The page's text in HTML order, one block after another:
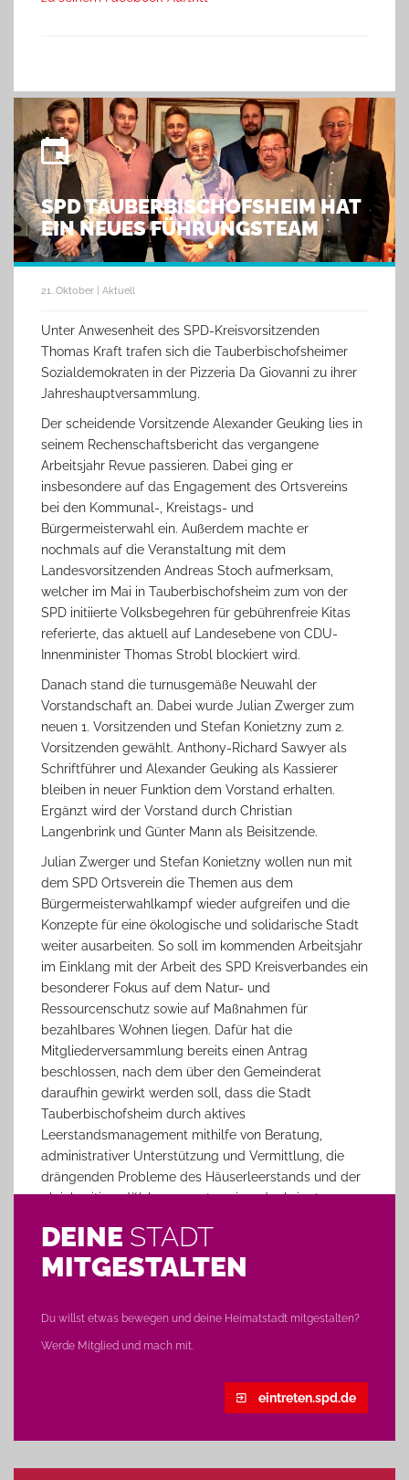
SPD TAUBERBISCHOFSHEIM HAT
EIN NEUES FÜHRUNGSTEAM
21. Oktober | Aktuell
Unter Anwesenheit des SPD-Kreisvorsitzenden
Thomas Kraft trafen sich die Tauberbischofsheimer
Sozialdemokraten in der Pizzeria Da Giovanni zu ihrer
Jahreshauptversammlung.
Der scheidende Vorsitzende Alexander Geuking lies in
seinem Rechenschaftsbericht das vergangene
Arbeitsjahr Revue passieren. Dabei ging er
insbesondere auf das Engagement des Ortsvereins
bei den Kommunal-, Kreistags- und
Bürgermeisterwahl ein. Außerdem machte er
nochmals auf die Veranstaltung mit dem
Landesvorsitzenden Andreas Stoch aufmerksam,
welcher im Mai in Tauberbischofsheim zum von der
SPD initiierte Volksbegehren für gebührenfreie Kitas
referierte, das aktuell auf Landesebene von CDU-
Innenminister Thomas Strobl blockiert wird.
Danach stand die turnusgemäße Neuwahl der
Vorstandschaft an. Dabei wurde Julian Zwerger zum
neuen 1. Vorsitzenden und Stefan Konietzny zum 2.
Vorsitzenden gewählt. Anthony-Richard Sawyer als
Schriftführer und Alexander Geuking als Kassierer
bleiben in neuer Funktion dem Vorstand erhalten.
Ergänzt wird der Vorstand durch Christian
Langenbrink und Günter Mann als Beisitzende.
Julian Zwerger und Stefan Konietzny wollen nun mit
dem SPD Ortsverein die Themen aus dem
Bürgermeisterwahlkampf wieder aufgreifen und die
Konzepte für eine ökologische und solidarische Stadt
weiter ausarbeiten. So soll im kommenden Arbeitsjahr
im Einklang mit der Arbeit des SPD Kreisverbandes ein
besonderer Fokus auf dem Natur- und
Ressourcenschutz sowie auf Maßnahmen für
bezahlbares Wohnen liegen. Dafür hat die
Mitgliederversammlung bereits einen Antrag
beschlossen, nach dem über den Gemeinderat
daraufhin gewirkt werden soll, dass die Stadt
Tauberbischofsheim durch aktives
Leerstandsmanagement mithilfe von Beratung,
administrativer Unterstützung und Vermittlung, die
drängenden Probleme des Häuserleerstands und der
gleichzeitigen Wohnungsnot zueinander bringt.
DEINE STADT
MITGESTALTEN
Du willst etwas bewegen und deine Heimatstadt mitgestalten?
Werde Mitglied und mach mit.
eintreten.spd.de